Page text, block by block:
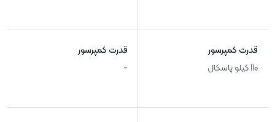
قدرت کمپرسور
110 کیلو پاسکال
قدرت کمپرسور
-